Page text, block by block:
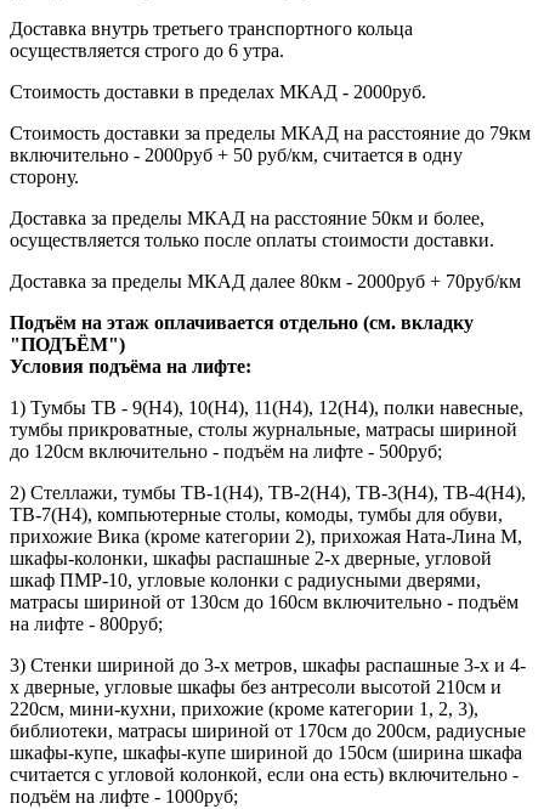
Доставка внутрь третьего транспортного кольца
осуществляется строго до 6 утра.
Стоимость доставки в пределах МКАД - 2000руб.
Стоимость доставки за пределы МКАД на расстояние до 79км
включительно - 2000руб + 50 руб/км, считается в одну
сторону.
Доставка за пределы МКАД на расстояние 50км и более,
осуществляется только после оплаты стоимости доставки.
Доставка за пределы МКАД далее 80км - 2000руб + 70руб/км
Подъём на этаж оплачивается отдельно (см. вкладку
"ПОДЪЁМ")
Условия подъёма на лифте:
1) Тумбы ТВ - 9(Н4), 10(Н4), 11(Н4), 12(Н4), полки навесные,
тумбы прикроватные, столы журнальные, матрасы шириной
до 120см включительно - подъём на лифте - 500руб;
2) Стеллажи, тумбы ТВ-1(Н4), ТВ-2(Н4), ТВ-3(Н4), ТВ-4(Н4),
ТВ-7(Н4), компьютерные столы, комоды, тумбы для обуви,
прихожие Вика (кроме категории 2), прихожая Ната-Лина М,
шкафы-колонки, шкафы распашные 2-х дверные, угловой
шкаф ПМР-10, угловые колонки с радиусными дверями,
матрасы шириной от 130см до 160см включительно - подъём
на лифте - 800руб;
3) Стенки шириной до 3-х метров, шкафы распашные 3-х и 4-
х дверные, угловые шкафы без антресоли высотой 210см и
220см, мини-кухни, прихожие (кроме категории 1, 2, 3),
библиотеки, матрасы шириной от 170см до 200см, радиусные
шкафы-купе, шкафы-купе шириной до 150см (ширина шкафа
считается с угловой колонкой, если она есть) включительно -
подъём на лифте - 1000руб;